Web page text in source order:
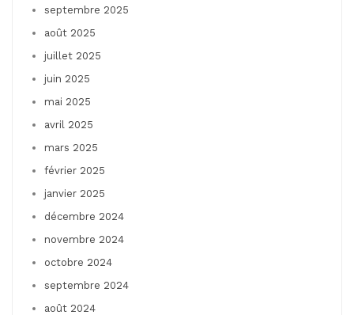
septembre 2025
août 2025
juillet 2025
juin 2025
mai 2025
avril 2025
mars 2025
février 2025
janvier 2025
décembre 2024
novembre 2024
octobre 2024
septembre 2024
août 2024